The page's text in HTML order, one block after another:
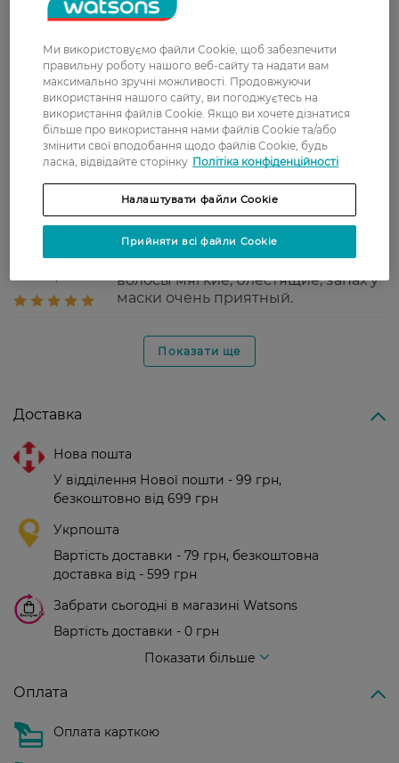
26 лютого, 2022
Самая лучшая маска которой я
пользовалась, надеюсь ее никогда
не снимут с производства 😍
Тетяна
19 лютого, 2022
Легко наноситься та
розподіляється. Відмінно живить і
зволожує волосся. Трохи обтяжує.
Олена
2 лютого, 2022
Ця маска не потребує реклами,
адже такий об"єм за такі гроші з
максимально класним ефектом - це
найкращий вибір. Дякую, Ватсонс,
за круті знижки
Анна
Пользуюсь маской не первый год,
волосы мягкие, блестящие, запах у
маски очень приятный.
Показати ще
Доставка
Нова пошта
У відділення Нової пошти - 99 грн,
безкоштовно від 699 грн
Укрпошта
Вартість доставки - 79 грн, безкоштовна
доставка від - 599 грн
Забрати сьогодні в магазині Watsons
Вартість доставки - 0 грн
Показати більше
Оплата
Оплата карткою
Ми використовуємо файли Cookie, щоб забезпечити
правильну роботу нашого веб-сайту та надати вам
максимально зручні можливості. Продовжуючи
використання нашого сайту, ви погоджуєтесь на
використання файлів Cookie. Якщо ви хочете дізнатися
більше про використання нами файлів Cookie та/або
змінити свої вподобання щодо файлів Cookie, будь
ласка, відвідайте сторінку Політіка конфіденційності
Налаштувати файли Cookie
Прийняти всі файли Cookie